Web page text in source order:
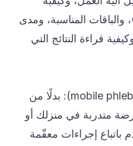
والباقات المناسبة، ومدى
قراءة النتائج التي
إنه سحب دم متنقّل (mobile phlebotomy): بدلًا من
متدربة في منزلك أو
إجراءات معقّمة